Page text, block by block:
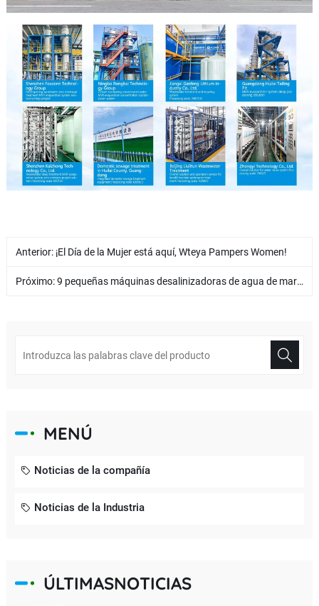
Anterior: ¡El Día de la Mujer está aquí, Wteya Pampers Women!
Próximo:9 pequeñas máquinas desalinizadoras de agua de mar personalizadas para un cliente de Filipinas
MENÚ
Noticias de la compañía
Noticias de la Industria
ÚLTIMASNOTICIAS